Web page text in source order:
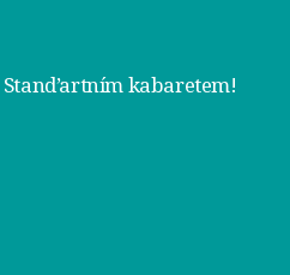
Stand’artním kabaretem!